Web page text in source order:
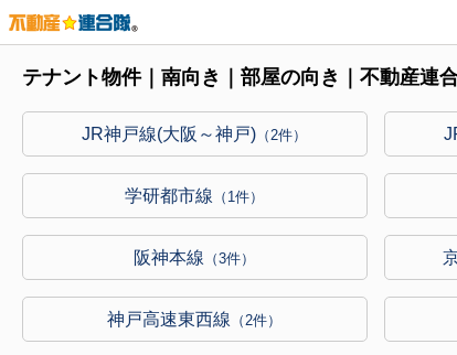
テナント物件｜南向き｜部屋の向き｜不動産連
JR神戸線(大阪～神戸) （2件）
学研都市線 （1件）
阪神本線 （3件）
神戸高速東西線 （2件）